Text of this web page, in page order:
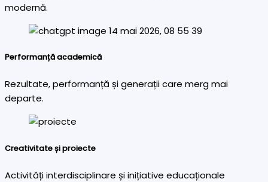
modernă.
Performanță academică
Rezultate, performanță și generații care merg mai
departe.
Creativitate și proiecte
Activități interdisciplinare și inițiative educaționale